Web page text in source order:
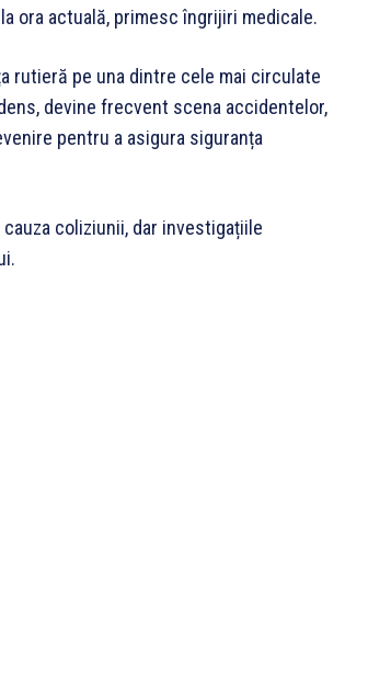
ora actuală, primesc îngrijiri medicale.
rutieră pe una dintre cele mai circulate
devine frecvent scena accidentelor,
pentru a asigura siguranța
coliziunii, dar investigațiile